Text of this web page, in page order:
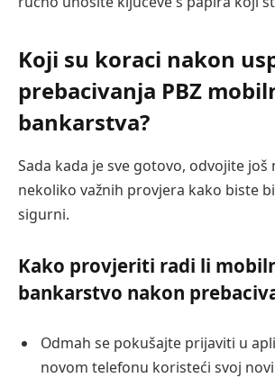
Koji su koraci nakon
prebacivanja PBZ
bankarstva?
Sada kada je sve gotovo, odvojite još
nekoliko važnih provjera kako biste
sigurni.
Kako provjeriti radi li
bankarstvo nakon
Odmah se pokušajte prijaviti u
novom telefonu koristeći svoj novi